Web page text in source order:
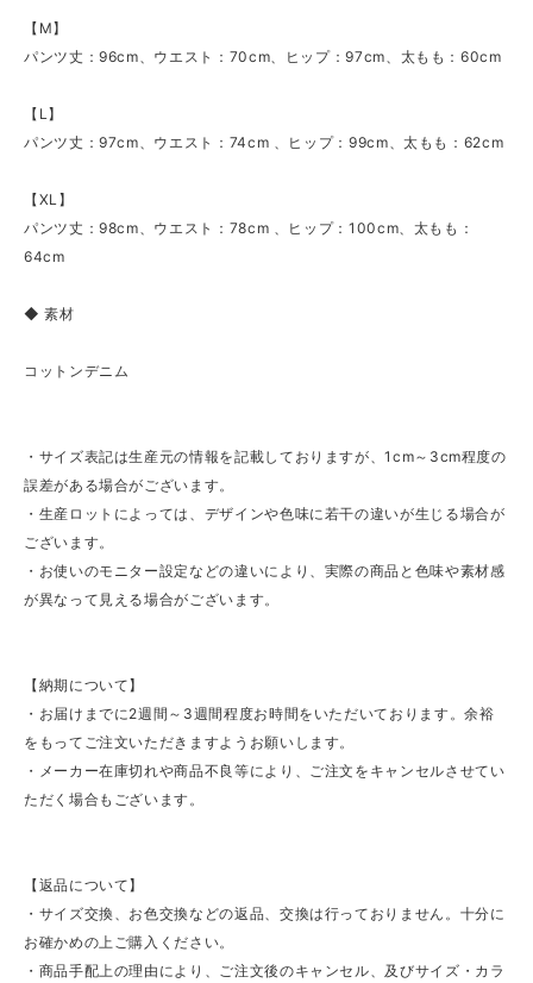
【M】
パンツ丈：96cm、ウエスト：70cm、ヒップ：97cm、太もも：60cm
【L】
パンツ丈：97cm、ウエスト：74cm 、ヒップ：99cm、太もも：62cm
【XL】
パンツ丈：98cm、ウエスト：78cm 、ヒップ：100cm、太もも：
64cm
◆ 素材
コットンデニム
・サイズ表記は生産元の情報を記載しておりますが、1cm～3cm程度の
誤差がある場合がございます。
・生産ロットによっては、デザインや色味に若干の違いが生じる場合が
ございます。
・お使いのモニター設定などの違いにより、実際の商品と色味や素材感
が異なって見える場合がございます。
【納期について】
・お届けまでに2週間～3週間程度お時間をいただいております。余裕
をもってご注文いただきますようお願いします。
・メーカー在庫切れや商品不良等により、ご注文をキャンセルさせてい
ただく場合もございます。
【返品について】
・サイズ交換、お色交換などの返品、交換は行っておりません。十分に
お確かめの上ご購入ください。
・商品手配上の理由により、ご注文後のキャンセル、及びサイズ・カラ